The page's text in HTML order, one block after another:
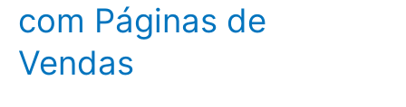
com Páginas de
Vendas